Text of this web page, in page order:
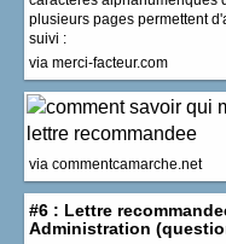
plusieurs pages permettent
suivi :
via merci-facteur.com
via commentcamarche.net
#6 : Lettre
Administration